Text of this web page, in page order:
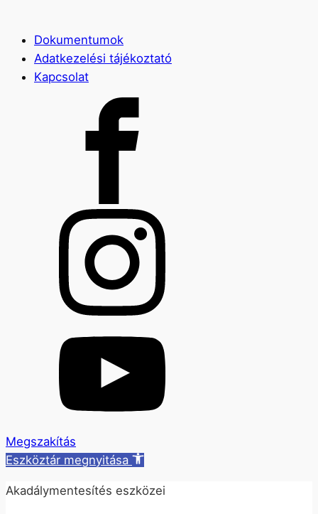
Dokumentumok
Adatkezelési tájékoztató
Kapcsolat
Megszakítás
Eszköztár megnyitása
Akadálymentesítés eszközei